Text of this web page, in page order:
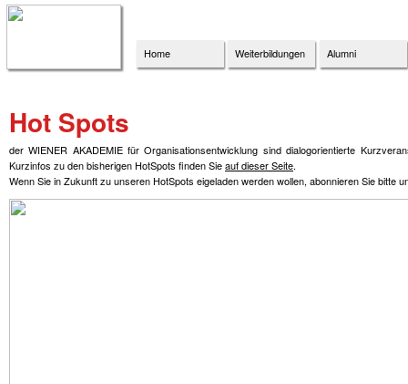
Home Weiterbildungen Alumni
Hot Spots
der WIENER AKADEMIE für Organisationsentwicklung sind dialogorientierte
Kurzinfos zu den bisherigen HotSpots finden Sieauf dieser Seite.
Wenn Sie in Zukunft zu unseren HotSpots eigeladen werden wollen, abonnieren Sie bitte